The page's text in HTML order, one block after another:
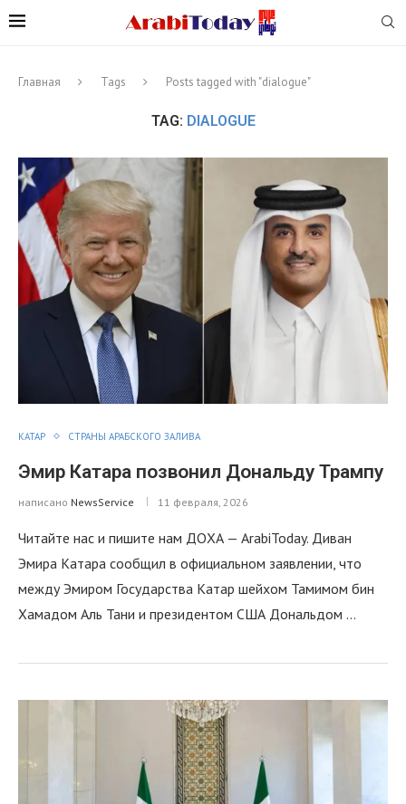
Главная Tags Posts tagged with "dialogue"
TAG: DIALOGUE
КАТАР СТРАНЫ АРАБСКОГО ЗАЛИВА
Эмир Катара позвонил Дональду Трампу
написано NewsService 11 февраля, 2026
Читайте нас и пишите нам ДОХА — ArabiToday. Диван
Эмира Катара сообщил в официальном заявлении, что
между Эмиром Государства Катар шейхом Тамимом бин
Хамадом Аль Тани и президентом США Дональдом …